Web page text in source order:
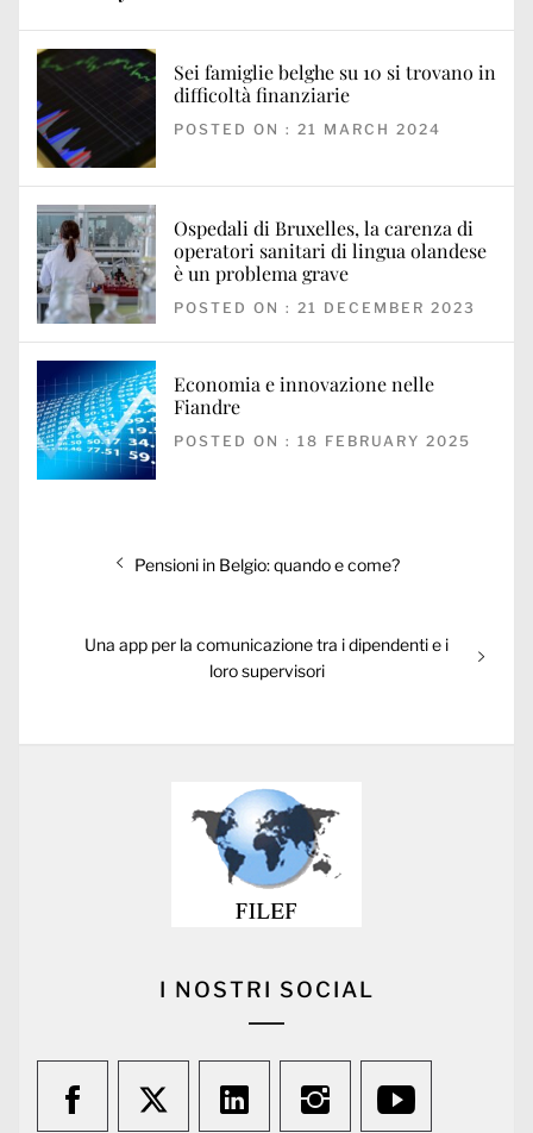
Sei famiglie belghe su 10 si trovano in
difficoltà finanziarie
POSTED ON : 21 MARCH 2024
Ospedali di Bruxelles, la carenza di
operatori sanitari di lingua olandese
è un problema grave
POSTED ON : 21 DECEMBER 2023
Economia e innovazione nelle
Fiandre
POSTED ON : 18 FEBRUARY 2025
navigation
Previous
Pensioni in Belgio: quando e come?
Next
Una app per la comunicazione tra i dipendenti e i
loro supervisori
I NOSTRI SOCIAL